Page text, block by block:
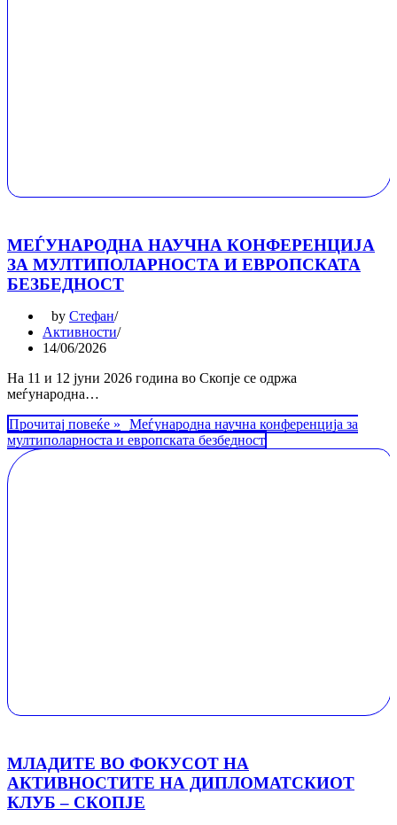
МЕЃУНАРОДНА НАУЧНА КОНФЕРЕНЦИЈА
ЗА МУЛТИПОЛАРНОСТА И ЕВРОПСКАТА
БЕЗБЕДНОСТ
by Стефан
Активности
14/06/2026
На 11 и 12 јуни 2026 година во Скопје се одржа
меѓународна…
Прочитај повеќе »
Меѓународна научна конференција за
мултиполарноста и европската безбедност
МЛАДИТЕ ВО ФОКУСОТ НА
АКТИВНОСТИТЕ НА ДИПЛОМАТСКИОТ
КЛУБ – СКОПЈЕ